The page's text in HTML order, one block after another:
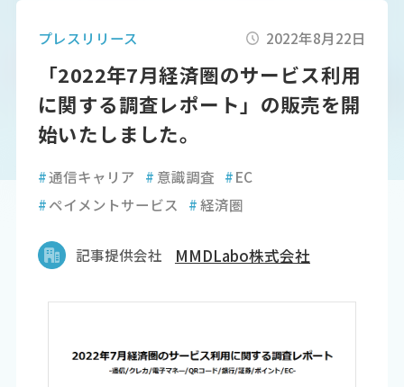
プレスリリース 2022年8月22日
「2022年7月経済圏のサービス利用
に関する調査レポート」の販売を開
始いたしました。
#通信キャリア # 意識調査 #EC
#ペイメントサービス #経済圏
記事提供会社 MMDLabo株式会社